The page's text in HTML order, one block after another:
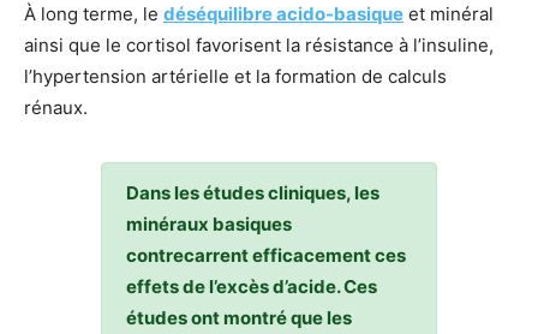
À long terme, le déséquilibre acido-basique et minéral
ainsi que le cortisol favorisent la résistance à l’insuline,
l’hypertension artérielle et la formation de calculs
rénaux.
Dans les études cliniques, les
minéraux basiques
contrecarrent efficacement ces
effets de l’excès d’acide. Ces
études ont montré que les